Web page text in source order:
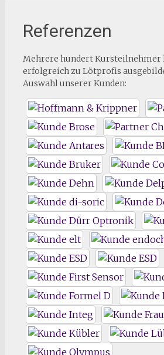
Referenzen
Mehrere hundert Kursteilnehmer
erfolgreich zu Lötprofis
Auswahl unserer Kunden: